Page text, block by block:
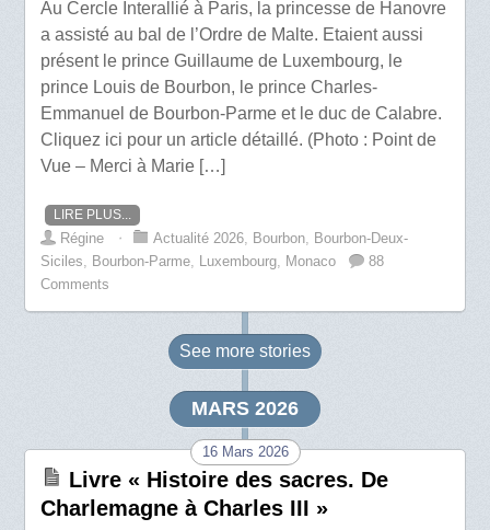
Au Cercle Interallié à Paris, la princesse de Hanovre
a assisté au bal de l’Ordre de Malte. Etaient aussi
présent le prince Guillaume de Luxembourg, le
prince Louis de Bourbon, le prince Charles-
Emmanuel de Bourbon-Parme et le duc de Calabre.
Cliquez ici pour un article détaillé. (Photo : Point de
Vue – Merci à Marie […]
LIRE PLUS...
Régine ⋅ Actualité 2026 Bourbon
Bourbon-Deux-
Siciles
Bourbon-Parme Luxembourg Monaco
88
Comments
See more stories
MARS 2026
16 Mars 2026
Livre « Histoire des sacres. De
Charlemagne à Charles III »